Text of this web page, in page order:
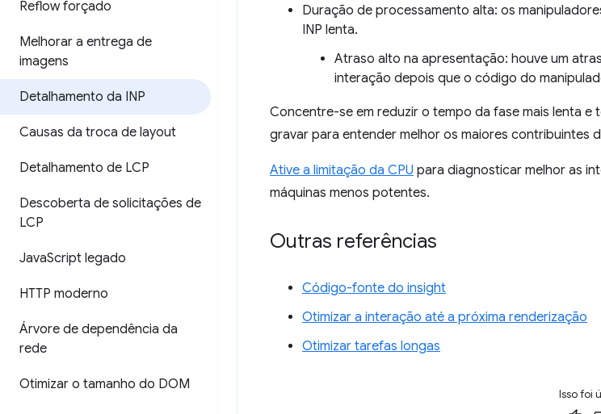
Reflow forçado
Melhorar a entrega de
imagens
Detalhamento da INP
Causas da troca de layout
Detalhamento de LCP
Descoberta de solicitações de
LCP
JavaScript legado
HTTP moderno
Árvore de dependência da
rede
Otimizar o tamanho do DOM
Duração de processamento alta: os
INP lenta.
Atraso alto na apresentação: houve um
interação depois que o código do
Concentre-se em reduzir o tempo da fase mais lenta
gravar para entender melhor os maiores contribuintes
Ative a limitação da CPU para diagnosticar melhor as
máquinas menos potentes.
Outras referências
Código-fonte do insight
Otimizar a interação até a próxima renderização
Otimizar tarefas longas
Isso foi